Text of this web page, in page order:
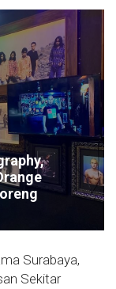
Surabaya,
Sekitar